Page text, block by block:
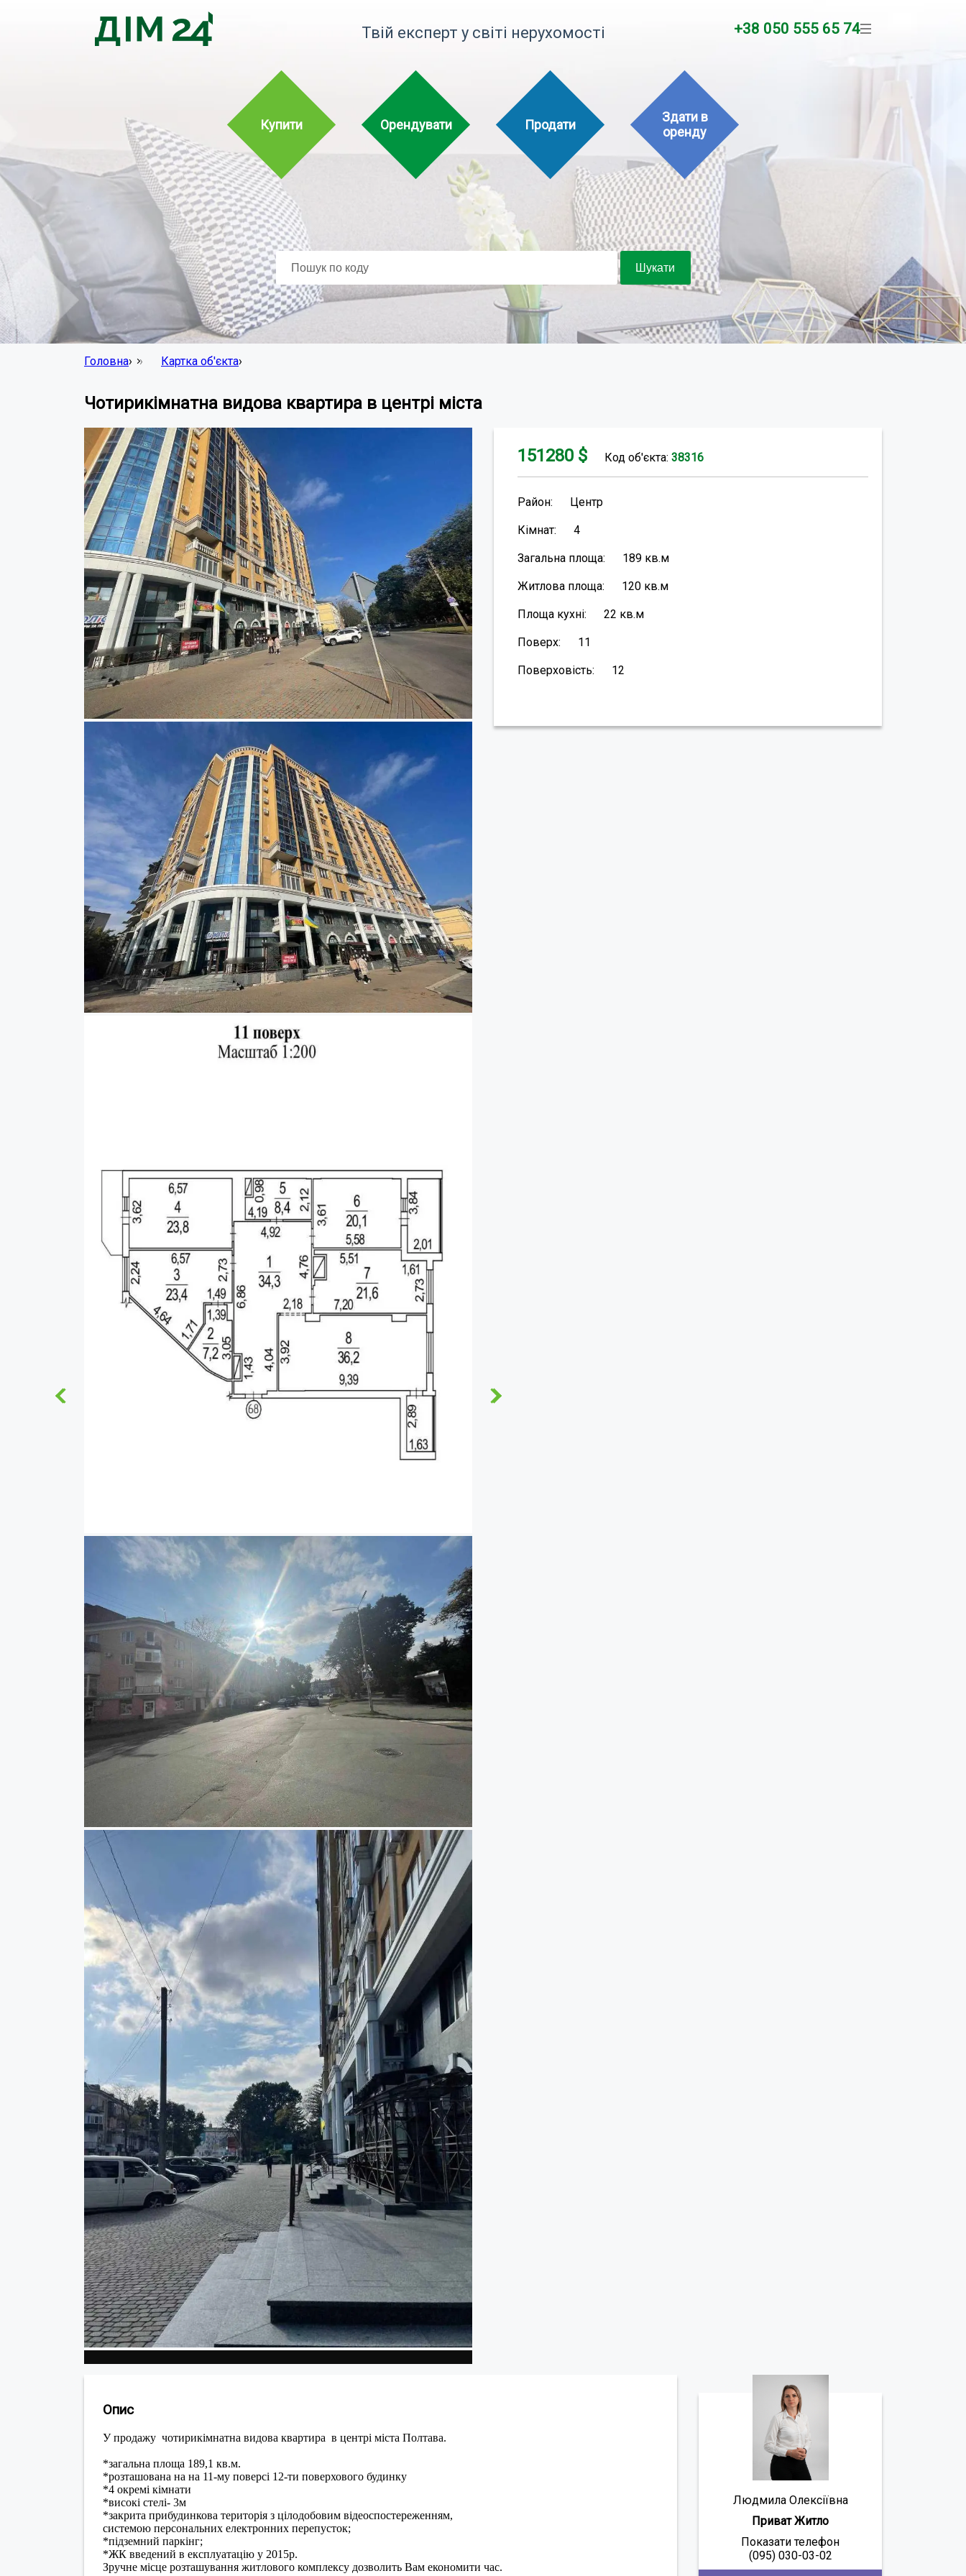
+38 050 555 65 74
Твій експерт у світі нерухомості
Купити Орендувати Продати
Здати в
оренду
Головна› Картка об'єкта›
Чотирикімнатна видова квартира в центрі міста
151280 $ Код об'єкта: 38316
Район: Центр
Кімнат: 4
Загальна площа: 189 кв.м
Житлова площа: 120 кв.м
Площа кухні: 22 кв.м
Поверх: 11
Поверховість: 12
Опис
У продажу чотирикімнатна видова квартира в центрі міста Полтава.
*загальна площа 189,1 кв.м.
*розташована на на 11-му поверсі 12-ти поверхового будинку
*4 окремі кімнати
*високі стелі- 3м
*закрита прибудинкова територія з цілодобовим відеоспостереженням,
системою персональних електронних перепусток;
*підземний паркінг;
*ЖК введений в експлуатацію у 2015р.
Зручне місце розташування житлового комплексу дозволить Вам економити час.
Людмила Олексіївна
Приват Житло
Показати телефон
(095) 030-03-02